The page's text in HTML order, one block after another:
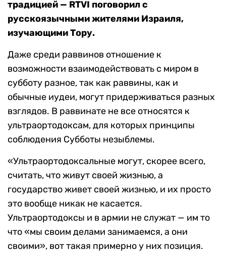
традицией — RTVI поговорил с
русскоязычными жителями Израиля,
изучающими Тору.
Даже среди раввинов отношение к
возможности взаимодействовать с миром в
субботу разное, так как раввины, как и
обычные иудеи, могут придерживаться разных
взглядов. В раввинате не все относятся к
ультраортодоксам, для которых принципы
соблюдения Субботы незыблемы.
«Ультраортодоксальные могут, скорее всего,
считать, что живут своей жизнью, а
государство живет своей жизнью, и их просто
это вообще никак не касается.
Ультраортодоксы и в армии не служат — им то
что «мы своим делами занимаемся, а они
своими», вот такая примерно у них позиция.